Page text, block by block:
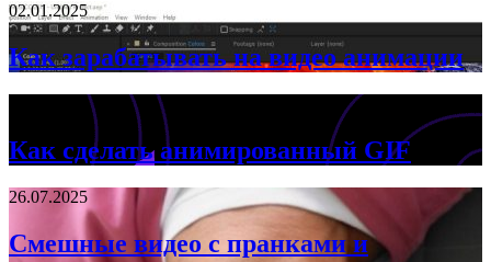
02.01.2025
Как зарабатывать на видео анимации
Как сделать анимированный GIF
26.07.2025
Смешные видео с пранками и